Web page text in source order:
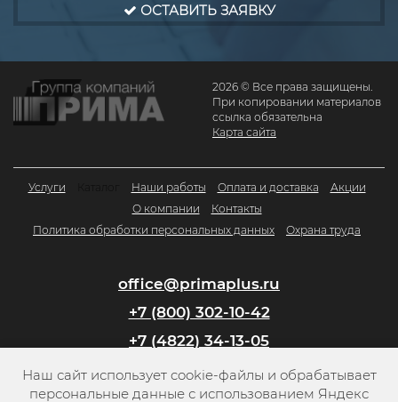
ОСТАВИТЬ ЗАЯВКУ
2026 © Все права защищены.
При копировании материалов
ссылка обязательна
Карта сайта
Услуги Наши работы Оплата и доставка
Акции
О компании
Контакты
Политика обработки персональных данных
Охрана труда
office@primaplus.ru
+7 (800) 302-10-42
+7 (4822) 34-13-05
Заказать обратный звонок
Наш сайт использует cookie-файлы и обрабатывает
персональные данные с использованием Яндекс